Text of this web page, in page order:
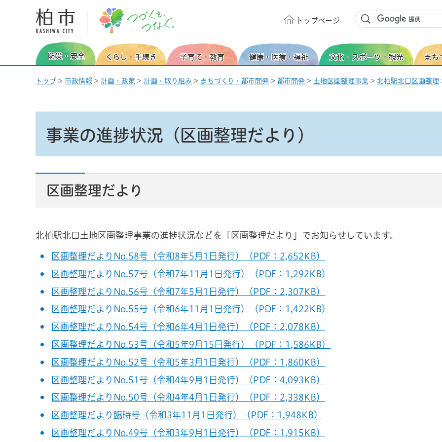
柏市 つづくを、つなぐ。
トップページ
防災・安全 くらし・手続き 子育て・教育 健康・医療・福祉 文化・スポーツ・観光 まち
トップ > 市政情報 > 計画・政策 > 計画・取り組み > まちづくり・都市開発 > 都市開発 > 土地区画整理事業 > 北柏駅北口区画整理
事業の進捗状況（区画整理だより）
区画整理だより
北柏駅北口土地区画整理事業の進捗状況などを「区画整理だより」でお知らせしています。
区画整理だよりNo.58号（令和8年5月1日発行）（PDF：2,652KB）
区画整理だよりNo.57号（令和7年11月1日発行）（PDF：1,292KB）
区画整理だよりNo.56号（令和7年5月1日発行）（PDF：2,307KB）
区画整理だよりNo.55号（令和6年11月1日発行）（PDF：1,422KB）
区画整理だよりNo.54号（令和6年4月1日発行）（PDF：2,078KB）
区画整理だよりNo.53号（令和5年9月15日発行）（PDF：1,586KB）
区画整理だよりNo.52号（令和5年3月1日発行）（PDF：1,860KB）
区画整理だよりNo.51号（令和4年9月1日発行）（PDF：4,093KB）
区画整理だよりNo.50号（令和4年4月1日発行）（PDF：2,338KB）
区画整理だより臨時号（令和3年11月1日発行）（PDF：1,948KB）
区画整理だよりNo.49号（令和3年9月1日発行）（PDF：1,915KB）